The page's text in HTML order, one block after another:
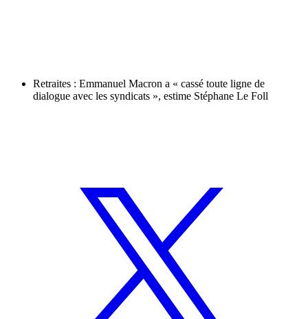
Retraites : Emmanuel Macron a « cassé toute ligne de
dialogue avec les syndicats », estime Stéphane Le Foll